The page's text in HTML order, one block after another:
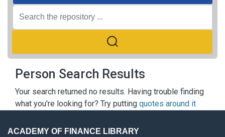
Person Search Results
Your search returned no results. Having trouble finding
what you're looking for? Try putting quotes around it
ACADEMY OF FINANCE LIBRARY